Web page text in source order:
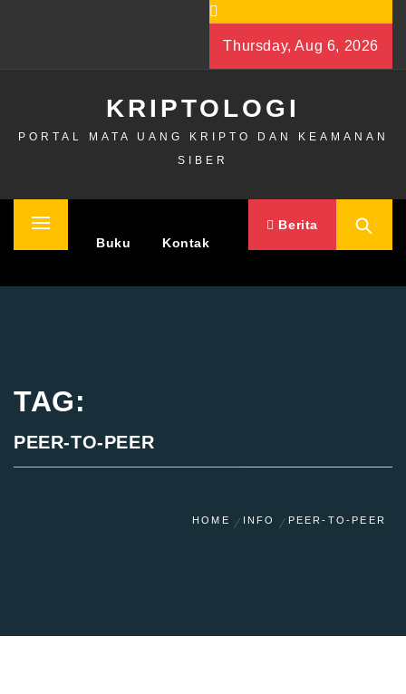
Thursday, Aug 6, 2026
KRIPTOLOGI
PORTAL MATA UANG KRIPTO DAN KEAMANAN
SIBER
Primary
Buku Kontak
Berita
TAG:
PEER-TO-PEER
HOME INFO PEER-TO-PEER